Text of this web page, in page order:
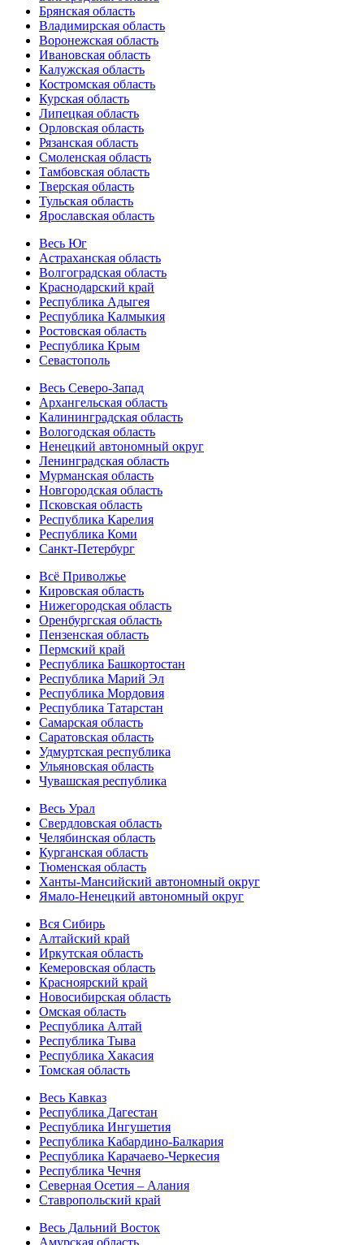
Брянская область
Владимирская область
Воронежская область
Ивановская область
Калужская область
Костромская область
Курская область
Липецкая область
Орловская область
Рязанская область
Смоленская область
Тамбовская область
Тверская область
Тульская область
Ярославская область
Весь Юг
Астраханская область
Волгоградская область
Краснодарский край
Республика Адыгея
Республика Калмыкия
Ростовская область
Республика Крым
Севастополь
Весь Северо-Запад
Архангельская область
Калининградская область
Вологодская область
Ненецкий автономный округ
Ленинградская область
Мурманская область
Новгородская область
Псковская область
Республика Карелия
Республика Коми
Санкт-Петербург
Всё Приволжье
Кировская область
Нижегородская область
Оренбургская область
Пензенская область
Пермский край
Республика Башкортостан
Республика Марий Эл
Республика Мордовия
Республика Татарстан
Самарская область
Саратовская область
Удмуртская республика
Ульяновская область
Чувашская республика
Весь Урал
Свердловская область
Челябинская область
Курганская область
Тюменская область
Ханты-Мансийский автономный округ
Ямало-Ненецкий автономный округ
Вся Сибирь
Алтайский край
Иркутская область
Кемеровская область
Красноярский край
Новосибирская область
Омская область
Республика Алтай
Республика Тыва
Республика Хакасия
Томская область
Весь Кавказ
Республика Дагестан
Республика Ингушетия
Республика Кабардино-Балкария
Республика Карачаево-Черкесия
Республика Чечня
Северная Осетия – Алания
Ставропольский край
Весь Дальний Восток
Амурская область